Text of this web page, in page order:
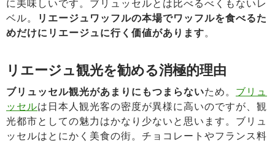
に美味しいです。ブリュッセルとは比べるべくもないレ
ベル。
リエージュワッフルの本場でワッフルを食べるた
めだけにリエージュに行く価値があります。
リエージュ観光を勧める消極的理由
ブリュッセル観光があまりにもつまらないため。 ブリュ
ッセルは日本人観光客の密度が異様に高いのですが、観
光都市としての魅力はかなり少ないと思います。ブリュ
ッセルはとにかく美食の街。チョコレートやフランス料